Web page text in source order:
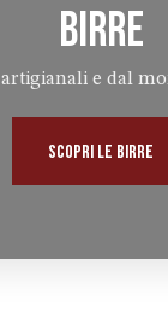
BIRRE
artigianali e dal
SCOPRI LE BIRRE